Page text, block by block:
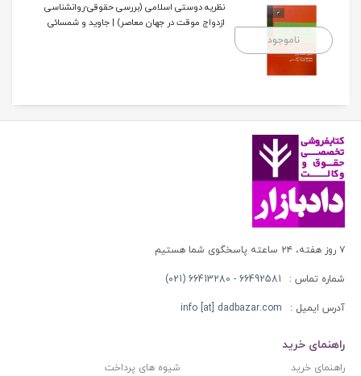
ناموجود
نظریه دوستی اسلامی (بررسی حقوقی-روانشناسی
ازدواج موقت در جهان معاصر) | جاوید و شمسائی
۷ روز هفته، ۲۴ ساعته پاسخگوی شما هستیم
شماره تماس : 66492581 - 66413280 (021)
آدرس ایمیل : info [at] dadbazar.com
راهنمای خرید
راهنمای خرید
شیوه های پرداخت